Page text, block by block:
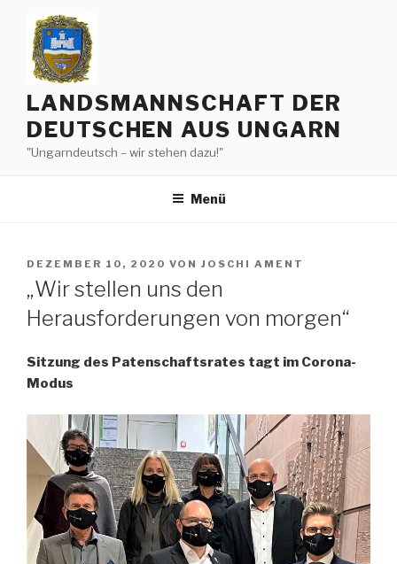
springen
LANDSMANNSCHAFT DER
DEUTSCHEN AUS UNGARN
"Ungarndeutsch – wir stehen dazu!"
Menü
VERÖFFENTLICHT
AM
DEZEMBER 10, 2020 VON JOSCHI AMENT
„Wir stellen uns den
Herausforderungen von morgen“
Sitzung des Patenschaftsrates tagt im Corona-
Modus